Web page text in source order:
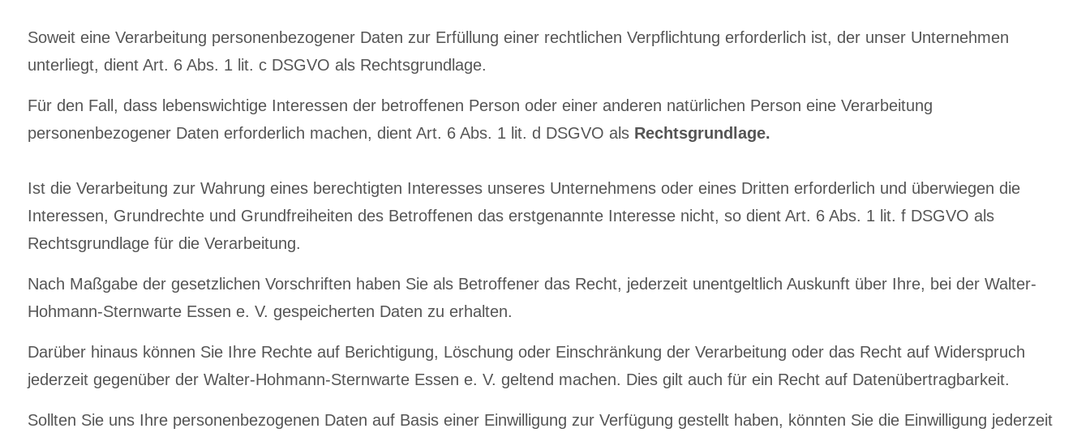
Soweit eine Verarbeitung personenbezogener Daten zur Erfüllung einer rechtlichen Verpflichtung erforderlich ist, der unser Unternehmen
unterliegt, dient Art. 6 Abs. 1 lit. c DSGVO als Rechtsgrundlage.
Für den Fall, dass lebenswichtige Interessen der betroffenen Person oder einer anderen natürlichen Person eine Verarbeitung
personenbezogener Daten erforderlich machen, dient Art. 6 Abs. 1 lit. d DSGVO als Rechtsgrundlage.
Ist die Verarbeitung zur Wahrung eines berechtigten Interesses unseres Unternehmens oder eines Dritten erforderlich und überwiegen die
Interessen, Grundrechte und Grundfreiheiten des Betroffenen das erstgenannte Interesse nicht, so dient Art. 6 Abs. 1 lit. f DSGVO als
Rechtsgrundlage für die Verarbeitung.
Nach Maßgabe der gesetzlichen Vorschriften haben Sie als Betroffener das Recht, jederzeit unentgeltlich Auskunft über Ihre, bei der Walter-
Hohmann-Sternwarte Essen e. V. gespeicherten Daten zu erhalten.
Darüber hinaus können Sie Ihre Rechte auf Berichtigung, Löschung oder Einschränkung der Verarbeitung oder das Recht auf Widerspruch
jederzeit gegenüber der Walter-Hohmann-Sternwarte Essen e. V. geltend machen. Dies gilt auch für ein Recht auf Datenübertragbarkeit.
Sollten Sie uns Ihre personenbezogenen Daten auf Basis einer Einwilligung zur Verfügung gestellt haben, könnten Sie die Einwilligung jederzeit